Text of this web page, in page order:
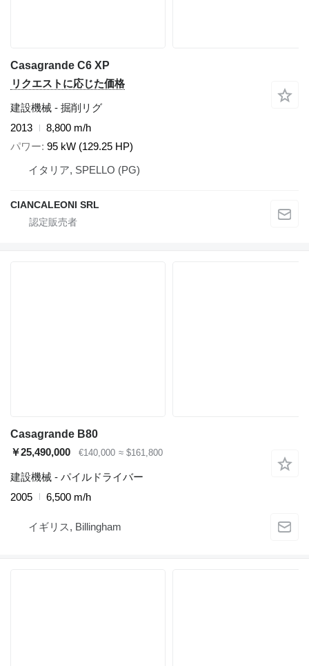
Casagrande C6 XP
リクエストに応じた価格
建設機械 - 掘削リグ
2013
8,800 m/h
パワー 95 kW (129.25 HP)
イタリア, SPELLO (PG)
CIANCALEONI SRL
Casagrande B80
￥25,490,000
€140,000 ≈ $161,800
建設機械 - パイルドライバー
2005
6,500 m/h
イギリス, Billingham